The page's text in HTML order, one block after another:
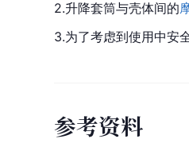
2.升降套筒与壳体间的
3.为了考虑到使用中安
参考资料